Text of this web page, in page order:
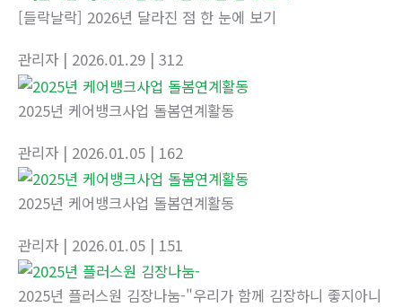
[들락날락] 2026년 달라진 점 한 눈에 보기
관리자 | 2026.01.29 | 312
2025년 케어뱅크사업 돌봄연계활동
관리자 | 2026.01.05 | 162
2025년 케어뱅크사업 돌봄연계활동
관리자 | 2026.01.05 | 151
2025년 플러스원 김장나눔-"우리가 함께 김장하니 좋지아니